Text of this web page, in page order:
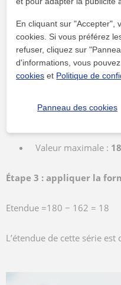
Étape 1 : trier la série
162 ; 168 ; 170 ; 175 ; 180
Valeur maximale :
Étape 3 : appliquer la
Etendue =180 − 162 = 18
L’étendue de cette série est
En cliquant sur "Accepter",
cookies. Si vous préférez
refuser, cliquez sur
d'informations, vous
cookies et Politique de
Panneau des cookies